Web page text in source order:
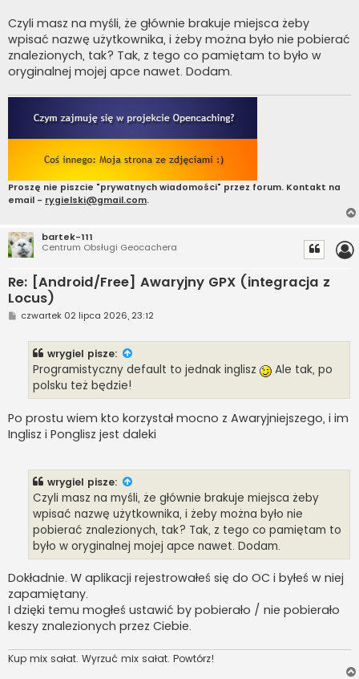
Czyli masz na myśli, że głównie brakuje miejsca żeby
wpisać nazwę użytkownika, i żeby można było nie pobierać
znalezionych, tak? Tak, z tego co pamiętam to było w
oryginalnej mojej apce nawet. Dodam.
Proszę nie piszcie "prywatnych wiadomości" przez forum. Kontakt na
email - rygielski@gmail.com.
bartek-111
Centrum Obsługi Geocachera
Re: [Android/Free] Awaryjny GPX (integracja z
Locus)
Pczwartek 02 lipca 2026, 23:12
wrygiel pisze:
Programistyczny default to jednak inglisz
Ale tak, po
polsku też będzie!
Po prostu wiem kto korzystał mocno z Awaryjniejszego, i im
Inglisz i Ponglisz jest daleki
wrygiel pisze:
Czyli masz na myśli, że głównie brakuje miejsca żeby
wpisać nazwę użytkownika, i żeby można było nie
pobierać znalezionych, tak? Tak, z tego co pamiętam to
było w oryginalnej mojej apce nawet. Dodam.
Dokładnie. W aplikacji rejestrowałeś się do OC i byłeś w niej
zapamiętany.
I dzięki temu mogłeś ustawić by pobierało / nie pobierało
keszy znalezionych przez Ciebie.
Kup mix sałat. Wyrzuć mix sałat. Powtórz!